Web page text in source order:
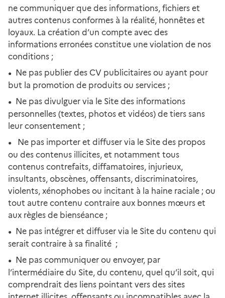
ne communiquer que des informations, fichiers et
autres contenus conformes à la réalité, honnêtes et
loyaux. La création d’un compte avec des
informations erronées constitue une violation de nos
conditions ;
Ne pas publier des CV publicitaires ou ayant pour
but la promotion de produits ou services ;
Ne pas divulguer via le Site des informations
personnelles (textes, photos et vidéos) de tiers sans
leur consentement ;
Ne pas importer et diffuser via le Site des propos
ou des contenus illicites, et notamment tous
contenus contrefaits, diffamatoires, injurieux,
insultants, obscènes, offensants, discriminatoires,
violents, xénophobes ou incitant à la haine raciale ; ou
tout autre contenu contraire aux bonnes mœurs et
aux règles de bienséance ;
Ne pas intégrer et diffuser via le Site du contenu qui
serait contraire à sa finalité ;
Ne pas communiquer ou envoyer, par
l’intermédiaire du Site, du contenu, quel qu’il soit, qui
comprendrait des liens pointant vers des sites